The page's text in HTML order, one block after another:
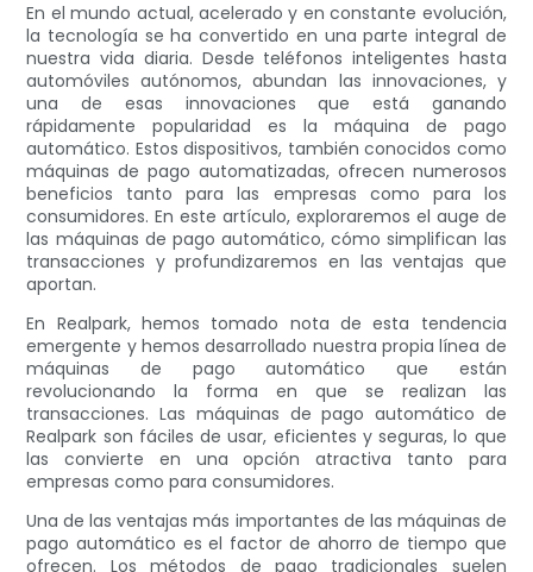
En el mundo actual, acelerado y en constante evolución,
la tecnología se ha convertido en una parte integral de
nuestra vida diaria. Desde teléfonos inteligentes hasta
automóviles autónomos, abundan las innovaciones, y
una de esas innovaciones que está ganando
rápidamente popularidad es la máquina de pago
automático. Estos dispositivos, también conocidos como
máquinas de pago automatizadas, ofrecen numerosos
beneficios tanto para las empresas como para los
consumidores. En este artículo, exploraremos el auge de
las máquinas de pago automático, cómo simplifican las
transacciones y profundizaremos en las ventajas que
aportan.
En Realpark, hemos tomado nota de esta tendencia
emergente y hemos desarrollado nuestra propia línea de
máquinas de pago automático que están
revolucionando la forma en que se realizan las
transacciones. Las máquinas de pago automático de
Realpark son fáciles de usar, eficientes y seguras, lo que
las convierte en una opción atractiva tanto para
empresas como para consumidores.
Una de las ventajas más importantes de las máquinas de
pago automático es el factor de ahorro de tiempo que
ofrecen. Los métodos de pago tradicionales suelen